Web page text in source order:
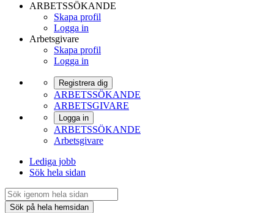
ARBETSSÖKANDE
Skapa profil
Logga in
Arbetsgivare
Skapa profil
Logga in
Registrera dig
ARBETSSÖKANDE
ARBETSGIVARE
Logga in
ARBETSSÖKANDE
Arbetsgivare
Lediga jobb
Sök hela sidan